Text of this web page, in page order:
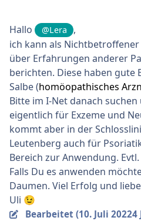
Hallo @Lera
,
ich kann als
über Erfahrungen anderer
berichten. Diese haben gute
Salbe (homöopathisches
Bitte im I-Net danach
eigentlich für Exzeme und
kommt aber in der
Leutenberg auch für
Bereich zur Anwendung.
Falls Du es anwenden
Daumen. Viel Erfolg und
Uli 😉
Bearbeitet (10. Juli 20224